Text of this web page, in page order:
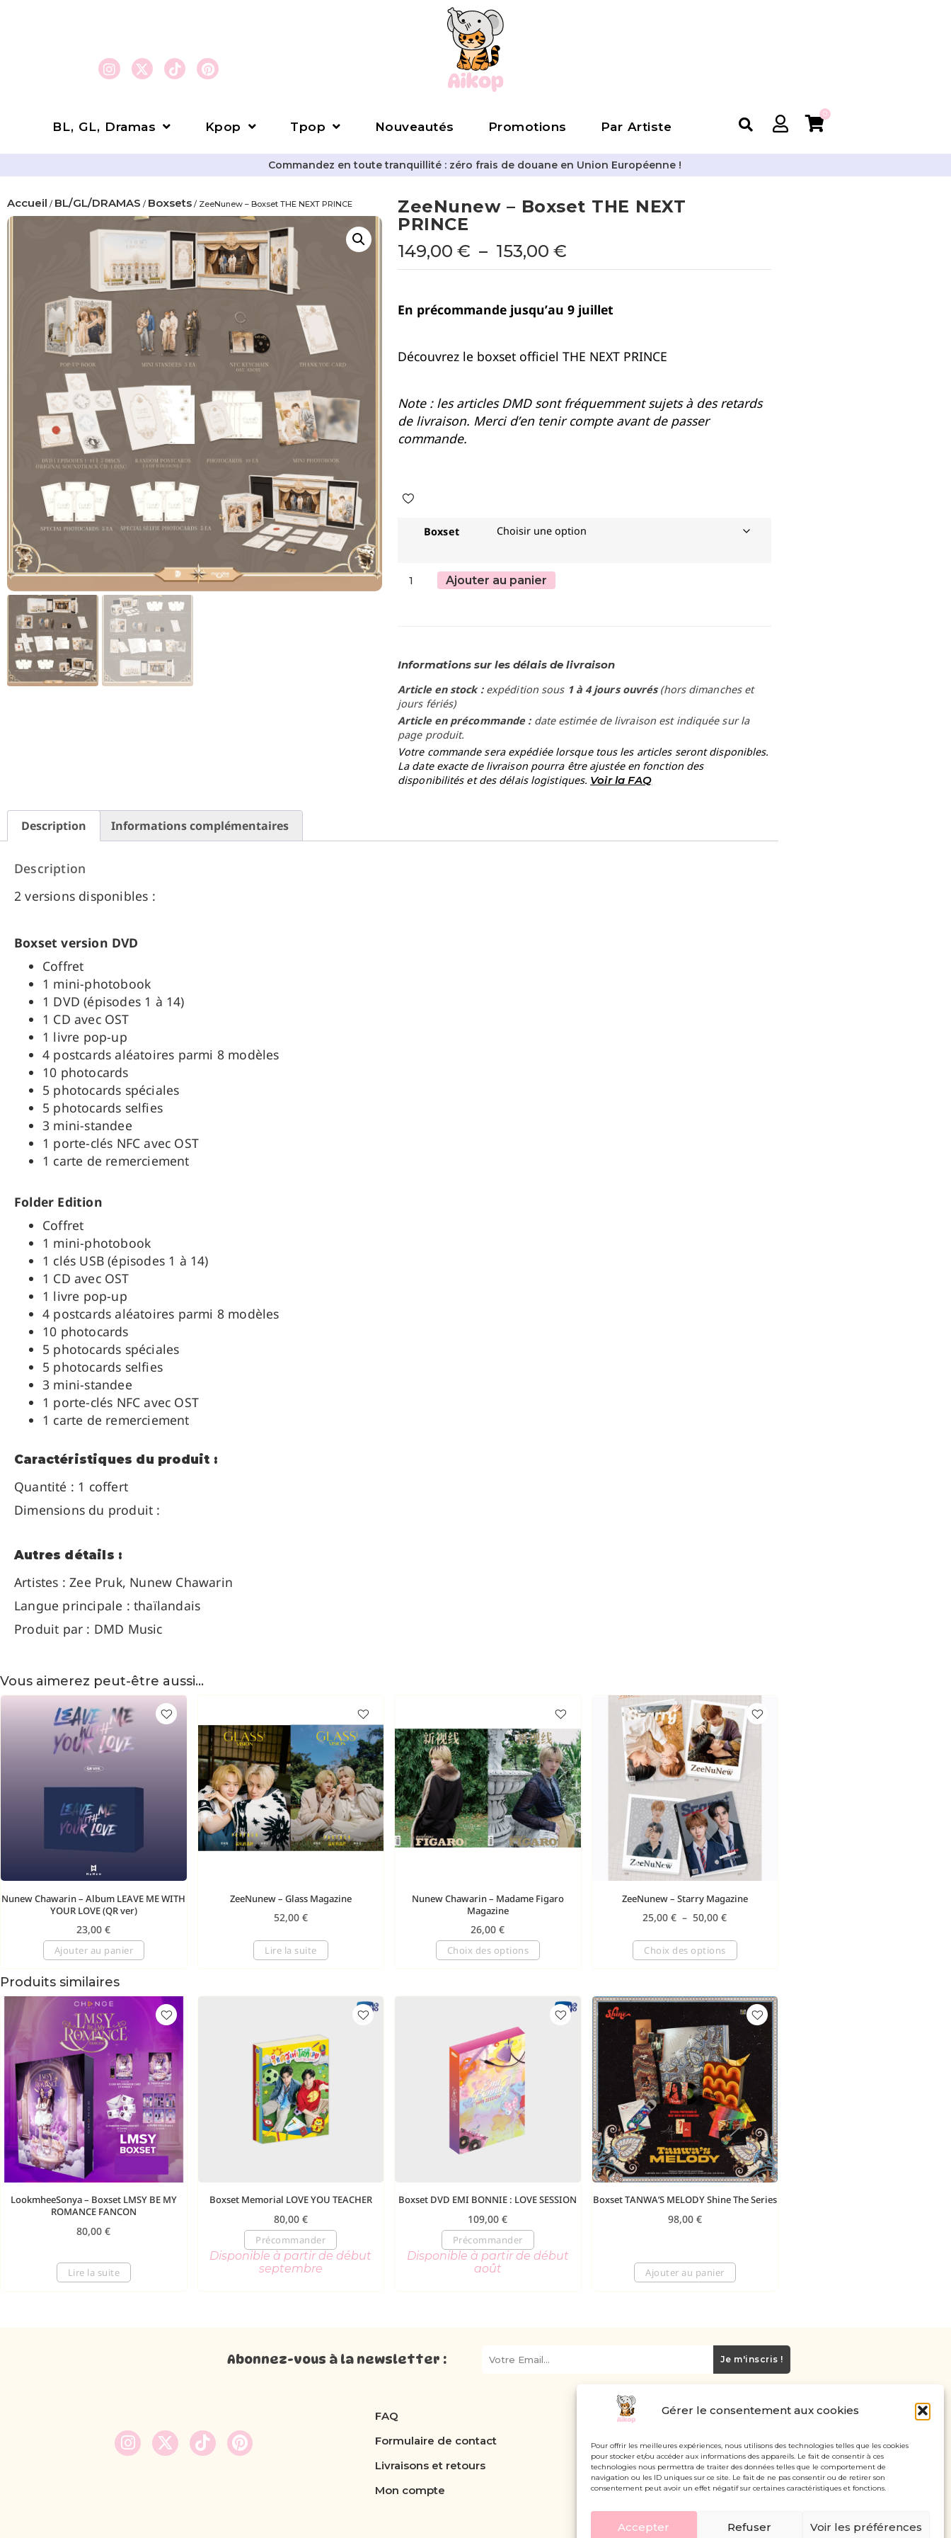
Gérer le consentement aux cookies
Pour offrir les meilleures expériences, nous utilisons des technologies telles que les cookies
pour stocker et/ou accéder aux informations des appareils. Le fait de consentir à ces
technologies nous permettra de traiter des données telles que le comportement de
navigation ou les ID uniques sur ce site. Le fait de ne pas consentir ou de retirer son
consentement peut avoir un effet négatif sur certaines caractéristiques et fonctions.
Accepter Refuser Voir les préférences
BL, GL, Dramas Kpop Tpop Nouveautés Promotions Par Artiste
0
Commandez en toute tranquillité : zéro frais de douane en Union Européenne !
Accueil / BL/GL/DRAMAS / Boxsets / ZeeNunew – Boxset THE NEXT PRINCE
ZeeNunew – Boxset THE NEXT
PRINCE
149,00 € – 153,00 €
En précommande jusqu’au 9 juillet
Découvrez le boxset officiel THE NEXT PRINCE
Note : les articles DMD sont fréquemment sujets à des retards
de livraison. Merci d’en tenir compte avant de passer
commande.
Boxset
Ajouter au panier
Informations sur les délais de livraison
Article en stock : expédition sous 1 à 4 jours ouvrés(hors dimanches et
jours fériés)
Article en précommande : date estimée de livraison est indiquée sur la
page produit.
Votre commande sera expédiée lorsque tous les articles seront disponibles.
La date exacte de livraison pourra être ajustée en fonction des
disponibilités et des délais logistiques. Voir la FAQ
Description Informations complémentaires
Description
2 versions disponibles :
Boxset version DVD
Coffret
1 mini-photobook
1 DVD (épisodes 1 à 14)
1 CD avec OST
1 livre pop-up
4 postcards aléatoires parmi 8 modèles
10 photocards
5 photocards spéciales
5 photocards selfies
3 mini-standee
1 porte-clés NFC avec OST
1 carte de remerciement
Folder Edition
Coffret
1 mini-photobook
1 clés USB (épisodes 1 à 14)
1 CD avec OST
1 livre pop-up
4 postcards aléatoires parmi 8 modèles
10 photocards
5 photocards spéciales
5 photocards selfies
3 mini-standee
1 porte-clés NFC avec OST
1 carte de remerciement
Caractéristiques du produit :
Quantité : 1 coffert
Dimensions du produit :
Autres détails :
Artistes :Zee Pruk, Nunew Chawarin
Langue principale : thaïlandais
Produit par : DMD Music
Vous aimerez peut-être aussi…
Nunew Chawarin – Album LEAVE ME WITH
YOUR LOVE (QR ver)
23,00€
Ajouter au panier
ZeeNunew – Glass Magazine
52,00 €
Lire la suite
Nunew Chawarin – Madame Figaro
Magazine
26,00€
Choix des options
ZeeNunew – Starry Magazine
25,00€ – 50,00€
Choix des options
Produits similaires
LookmheeSonya – Boxset LMSY BE MY
ROMANCE FANCON
80,00€
Lire la suite
Boxset Memorial LOVE YOU TEACHER
80,00 €
Précommander
Disponible à partir de début
septembre
Boxset DVD EMI BONNIE : LOVE SESSION
109,00€
Précommander
Disponible à partir de début
août
Boxset TANWA’S MELODY Shine The Series
98,00 €
Ajouter au panier
Abonnez-vous à la newsletter : Je m'inscris !
FAQ
Formulaire de contact
Livraisons et retours
Mon compte
Carte cadeau
Politique de confidentialité
Mentions légales - CGV